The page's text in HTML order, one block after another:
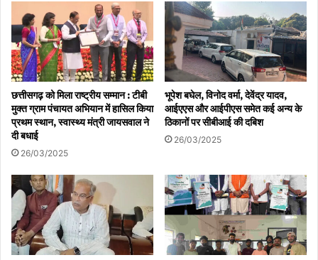
छत्तीसगढ़ को मिला राष्ट्रीय सम्मान : टीबी
मुक्त ग्राम पंचायत अभियान में हासिल किया
प्रथम स्थान, स्वास्थ्य मंत्री जायसवाल ने
दी बधाई
26/03/2025
भूपेश बघेल, विनोद वर्मा, देवेंद्र यादव,
आईएएस और आईपीएस समेत कई अन्य के
ठिकानों पर सीबीआई की दबिश
26/03/2025